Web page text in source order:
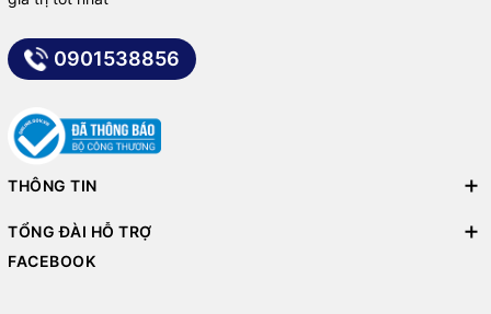
0901538856
THÔNG TIN
TỔNG ĐÀI HỖ TRỢ
FACEBOOK